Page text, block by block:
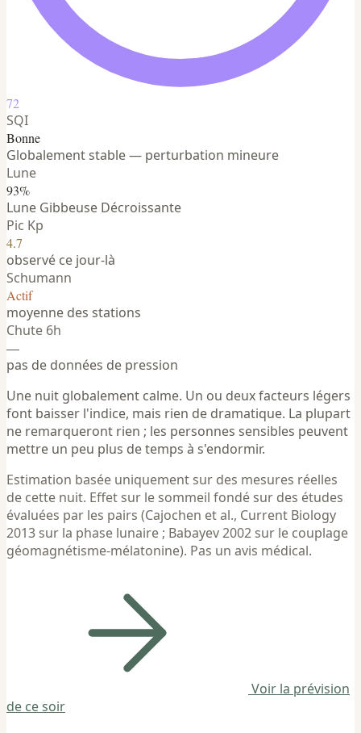
72
SQI
Bonne
Globalement stable — perturbation mineure
Lune
93%
Lune Gibbeuse Décroissante
Pic Kp
4.7
observé ce jour-là
Schumann
Actif
moyenne des stations
Chute 6h
—
pas de données de pression
Une nuit globalement calme. Un ou deux facteurs légers
font baisser l'indice, mais rien de dramatique. La plupart
ne remarqueront rien ; les personnes sensibles peuvent
mettre un peu plus de temps à s'endormir.
Estimation basée uniquement sur des mesures réelles
de cette nuit. Effet sur le sommeil fondé sur des études
évaluées par les pairs (Cajochen et al., Current Biology
2013 sur la phase lunaire ; Babayev 2002 sur le couplage
géomagnétisme-mélatonine). Pas un avis médical.
Voir la prévision
de ce soir